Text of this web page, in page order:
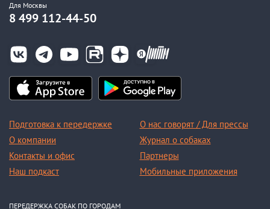
Для Москвы
8 499 112-44-50
Подготовка к передержке
О компании
Контакты и офис
Наш подкаст
О нас говорят / Для прессы
Журнал о собаках
Партнеры
Мобильные приложения
ПЕРЕДЕРЖКА СОБАК ПО ГОРОДАМ